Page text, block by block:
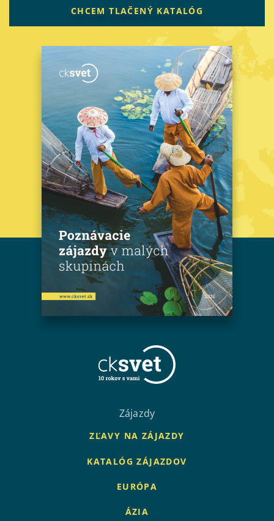
CHCEM TLAČENÝ KATALÓG
Zájazdy
ZĽAVY NA ZÁJAZDY
KATALÓG ZÁJAZDOV
EURÓPA
ÁZIA